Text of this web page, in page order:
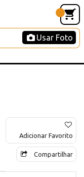
Usar Foto
Adicionar Favorito
Compartilhar